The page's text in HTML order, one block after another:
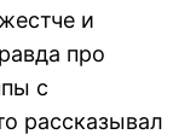
и
про
с
рассказывал